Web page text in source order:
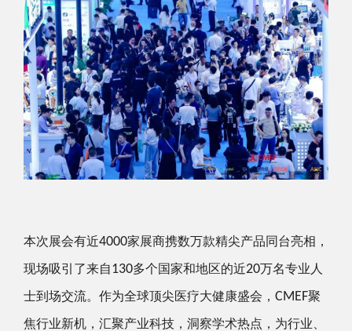
本次展会有近4000家展商携数万款精尖产品同台亮相，
现场吸引了来自130多个国家和地区的近20万名专业人
士到场交流。作为全球顶尖医疗大健康盛会， CMEF聚
焦行业新机，汇聚产业科技，洞察学术热点，为行业、